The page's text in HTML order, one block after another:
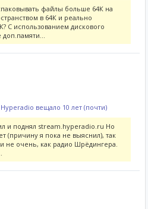
файлы больше 64К на
в 64К и реально
С использованием дискового
доп.памяти...
Hyperadio вещало 10 лет (почти)
и поднял stream.hyperadio.ru Но
(причину я пока не выяснил), так
не очень, как радио Шрёдингера.